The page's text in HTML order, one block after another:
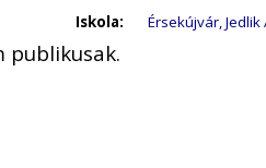
Iskola: Érsekújvár,
publikusak.